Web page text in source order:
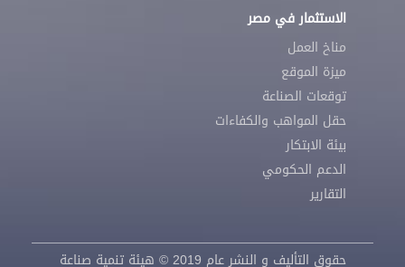
الاستثمار في مصر
مناخ العمل
ميزة الموقع
توقعات الصناعة
حقل المواهب والكفاءات
بيئة الابتكار
الدعم الحكومي
التقارير
حقوق التأليف و النشر عام 2019 © هيئة تنمية صناعة